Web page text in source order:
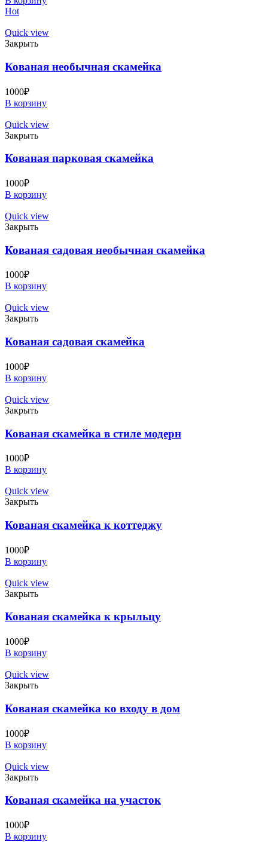
Hot
Quick view
Закрыть
Кованая необычная скамейка
1000₽
В корзину
Quick view
Закрыть
Кованая парковая скамейка
1000₽
В корзину
Quick view
Закрыть
Кованая садовая необычная скамейка
1000₽
В корзину
Quick view
Закрыть
Кованая садовая скамейка
1000₽
В корзину
Quick view
Закрыть
Кованая скамейка в стиле модерн
1000₽
В корзину
Quick view
Закрыть
Кованая скамейка к коттеджу
1000₽
В корзину
Quick view
Закрыть
Кованая скамейка к крыльцу
1000₽
В корзину
Quick view
Закрыть
Кованая скамейка ко входу в дом
1000₽
В корзину
Quick view
Закрыть
Кованая скамейка на участок
1000₽
В корзину